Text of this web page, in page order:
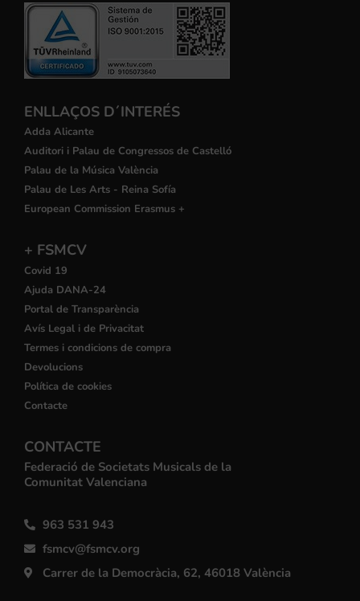
ENLLAÇOS D´INTERÉS
Adda Alicante
Auditori i Palau de Congressos de Castelló
Palau de la Música València
Palau de Les Arts - Reina Sofía
European Commission Erasmus +
+ FSMCV
Covid 19
Ajuda DANA-24
Portal de Transparència
Avís Legal i de Privacitat
Termes i condicions de compra
Devolucions
Política de cookies
Contacte
CONTACTE
Federació de Societats Musicals de la
Comunitat Valenciana
963 531 943
fsmcv@fsmcv.org
Carrer de la Democràcia, 62, 46018 València